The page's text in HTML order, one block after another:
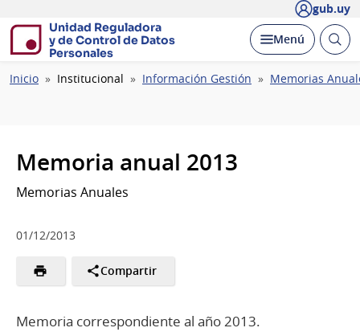
gub.uy
Unidad Reguladora
y de Control de Datos
Personales
Desplegar
Menú Abrir
Ruta
Inicio Institucional Información Gestión Memorias
Memoria anual 2013
Memorias Anuales
01/12/2013
Compartir
Memoria correspondiente al año 2013.